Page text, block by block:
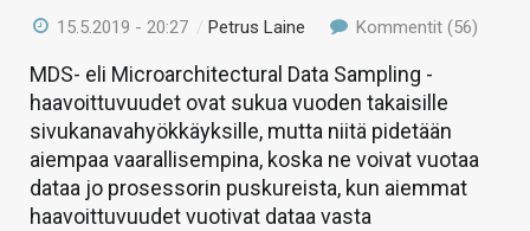
15.5.2019 - 20:27 /Petrus Laine Kommentit (56)
MDS- eli Microarchitectural Data Sampling -
haavoittuvuudet ovat sukua vuoden takaisille
sivukanavahyökkäyksille, mutta niitä pidetään
aiempaa vaarallisempina, koska ne voivat vuotaa
dataa jo prosessorin puskureista, kun aiemmat
haavoittuvuudet vuotivat dataa vasta